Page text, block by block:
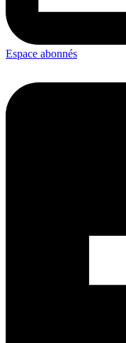
Espace abonnés